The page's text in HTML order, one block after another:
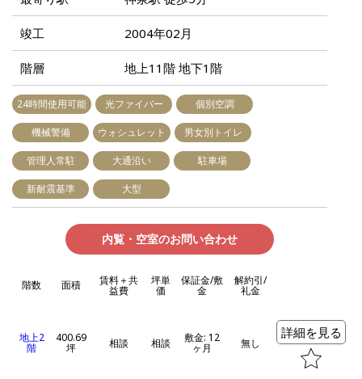
竣工 2004年02月
階層 地上11階 地下1階
24時間使用可能 光ファイバー 個別空調
機械警備 ウォシュレット 男女別トイレ
管理人常駐 大通沿い 駐車場
新耐震基準 大型
内覧・空室のお問い合わせ
階数 面積 賃料＋共
益費
坪単
価
保証金/敷
金
解約引/
礼金
地上2
階
400.69
坪 相談 相談 敷金: 12
ヶ月 無し
詳細を見る